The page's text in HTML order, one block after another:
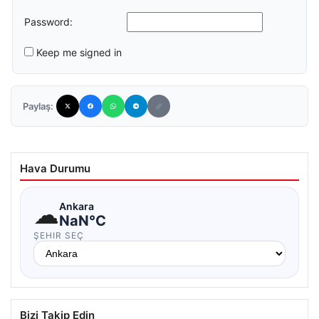
Password:
Keep me signed in
Paylaş:
Hava Durumu
☁Ankara
NaN°C
ŞEHIR SEÇ
Bizi Takip Edin